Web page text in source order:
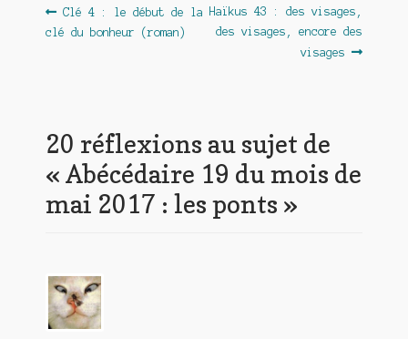
Navigation
de
Article
précédent :
Clé 4 : le début de la
clé du bonheur (roman)
Article
suivant :
Haïkus 43 : des visages,
des visages, encore des
visages
20 réflexions au sujet de
« Abécédaire 19 du mois de
mai 2017 : les ponts »